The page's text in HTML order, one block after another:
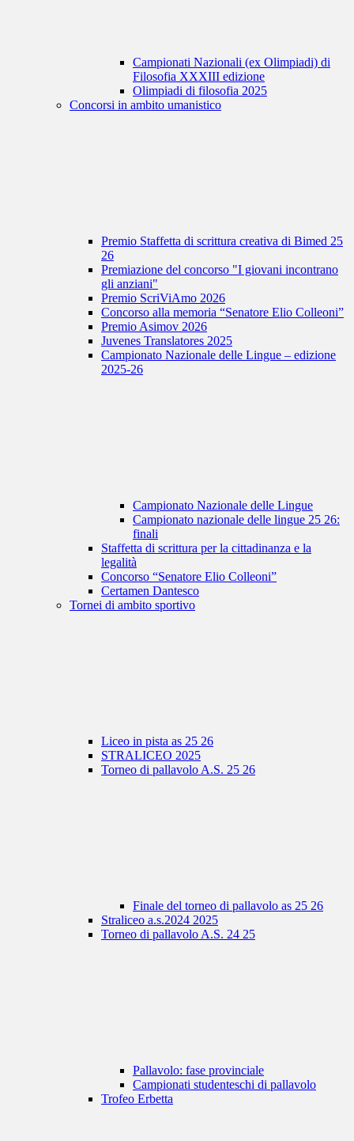
Campionati Nazionali (ex Olimpiadi) di
Filosofia XXXIII edizione
Olimpiadi di filosofia 2025
Concorsi in ambito umanistico
Premio Staffetta di scrittura creativa di Bimed 25
26
Premiazione del concorso "I giovani incontrano
gli anziani"
Premio ScriViAmo 2026
Concorso alla memoria “Senatore Elio Colleoni”
Premio Asimov 2026
Juvenes Translatores 2025
Campionato Nazionale delle Lingue – edizione
2025-26
Campionato Nazionale delle Lingue
Campionato nazionale delle lingue 25 26:
finali
Staffetta di scrittura per la cittadinanza e la
legalità
Concorso “Senatore Elio Colleoni”
Certamen Dantesco
Tornei di ambito sportivo
Liceo in pista as 25 26
STRALICEO 2025
Torneo di pallavolo A.S. 25 26
Finale del torneo di pallavolo as 25 26
Straliceo a.s.2024 2025
Torneo di pallavolo A.S. 24 25
Pallavolo: fase provinciale
Campionati studenteschi di pallavolo
Trofeo Erbetta